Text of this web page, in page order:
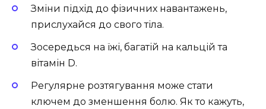
Зміни підхід до фізичних навантажень,
прислухайся до свого тіла.
Зосередься на їжі, багатій на кальцій та
вітамін D.
Регулярне розтягування може стати
ключем до зменшення болю. Як то кажуть,